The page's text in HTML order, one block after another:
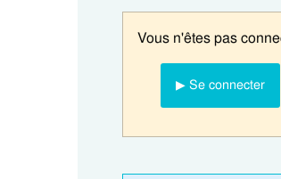
Vous n'êtes pas
▶ Se connecter